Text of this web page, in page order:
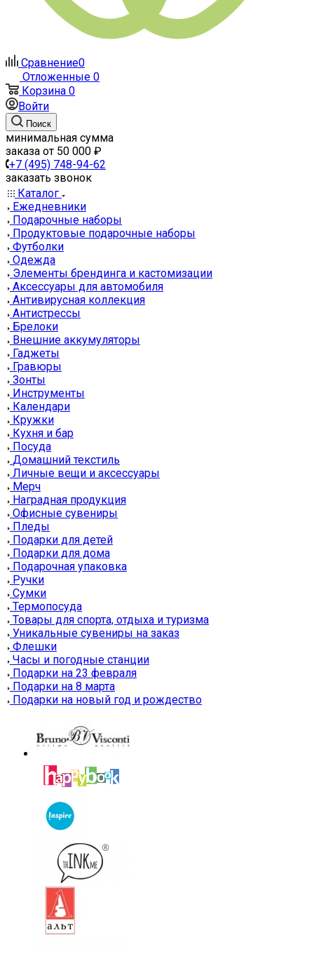
Сравнение0
Отложенные 0
Корзина 0
Войти
Поиск
минимальная сумма
заказа от 50 000 ₽
+7 (495) 748-94-62
заказать звонок
Каталог
Ежедневники
Подарочные наборы
Продуктовые подарочные наборы
Футболки
Одежда
Элементы брендинга и кастомизации
Аксессуары для автомобиля
Антивирусная коллекция
Антистрессы
Брелоки
Внешние аккумуляторы
Гаджеты
Гравюры
Зонты
Инструменты
Календари
Кружки
Кухня и бар
Посуда
Домашний текстиль
Личные вещи и аксессуары
Мерч
Наградная продукция
Офисные сувениры
Пледы
Подарки для детей
Подарки для дома
Подарочная упаковка
Ручки
Сумки
Термопосуда
Товары для спорта, отдыха и туризма
Уникальные сувениры на заказ
Флешки
Часы и погодные станции
Подарки на 23 февраля
Подарки на 8 марта
Подарки на новый год и рождество